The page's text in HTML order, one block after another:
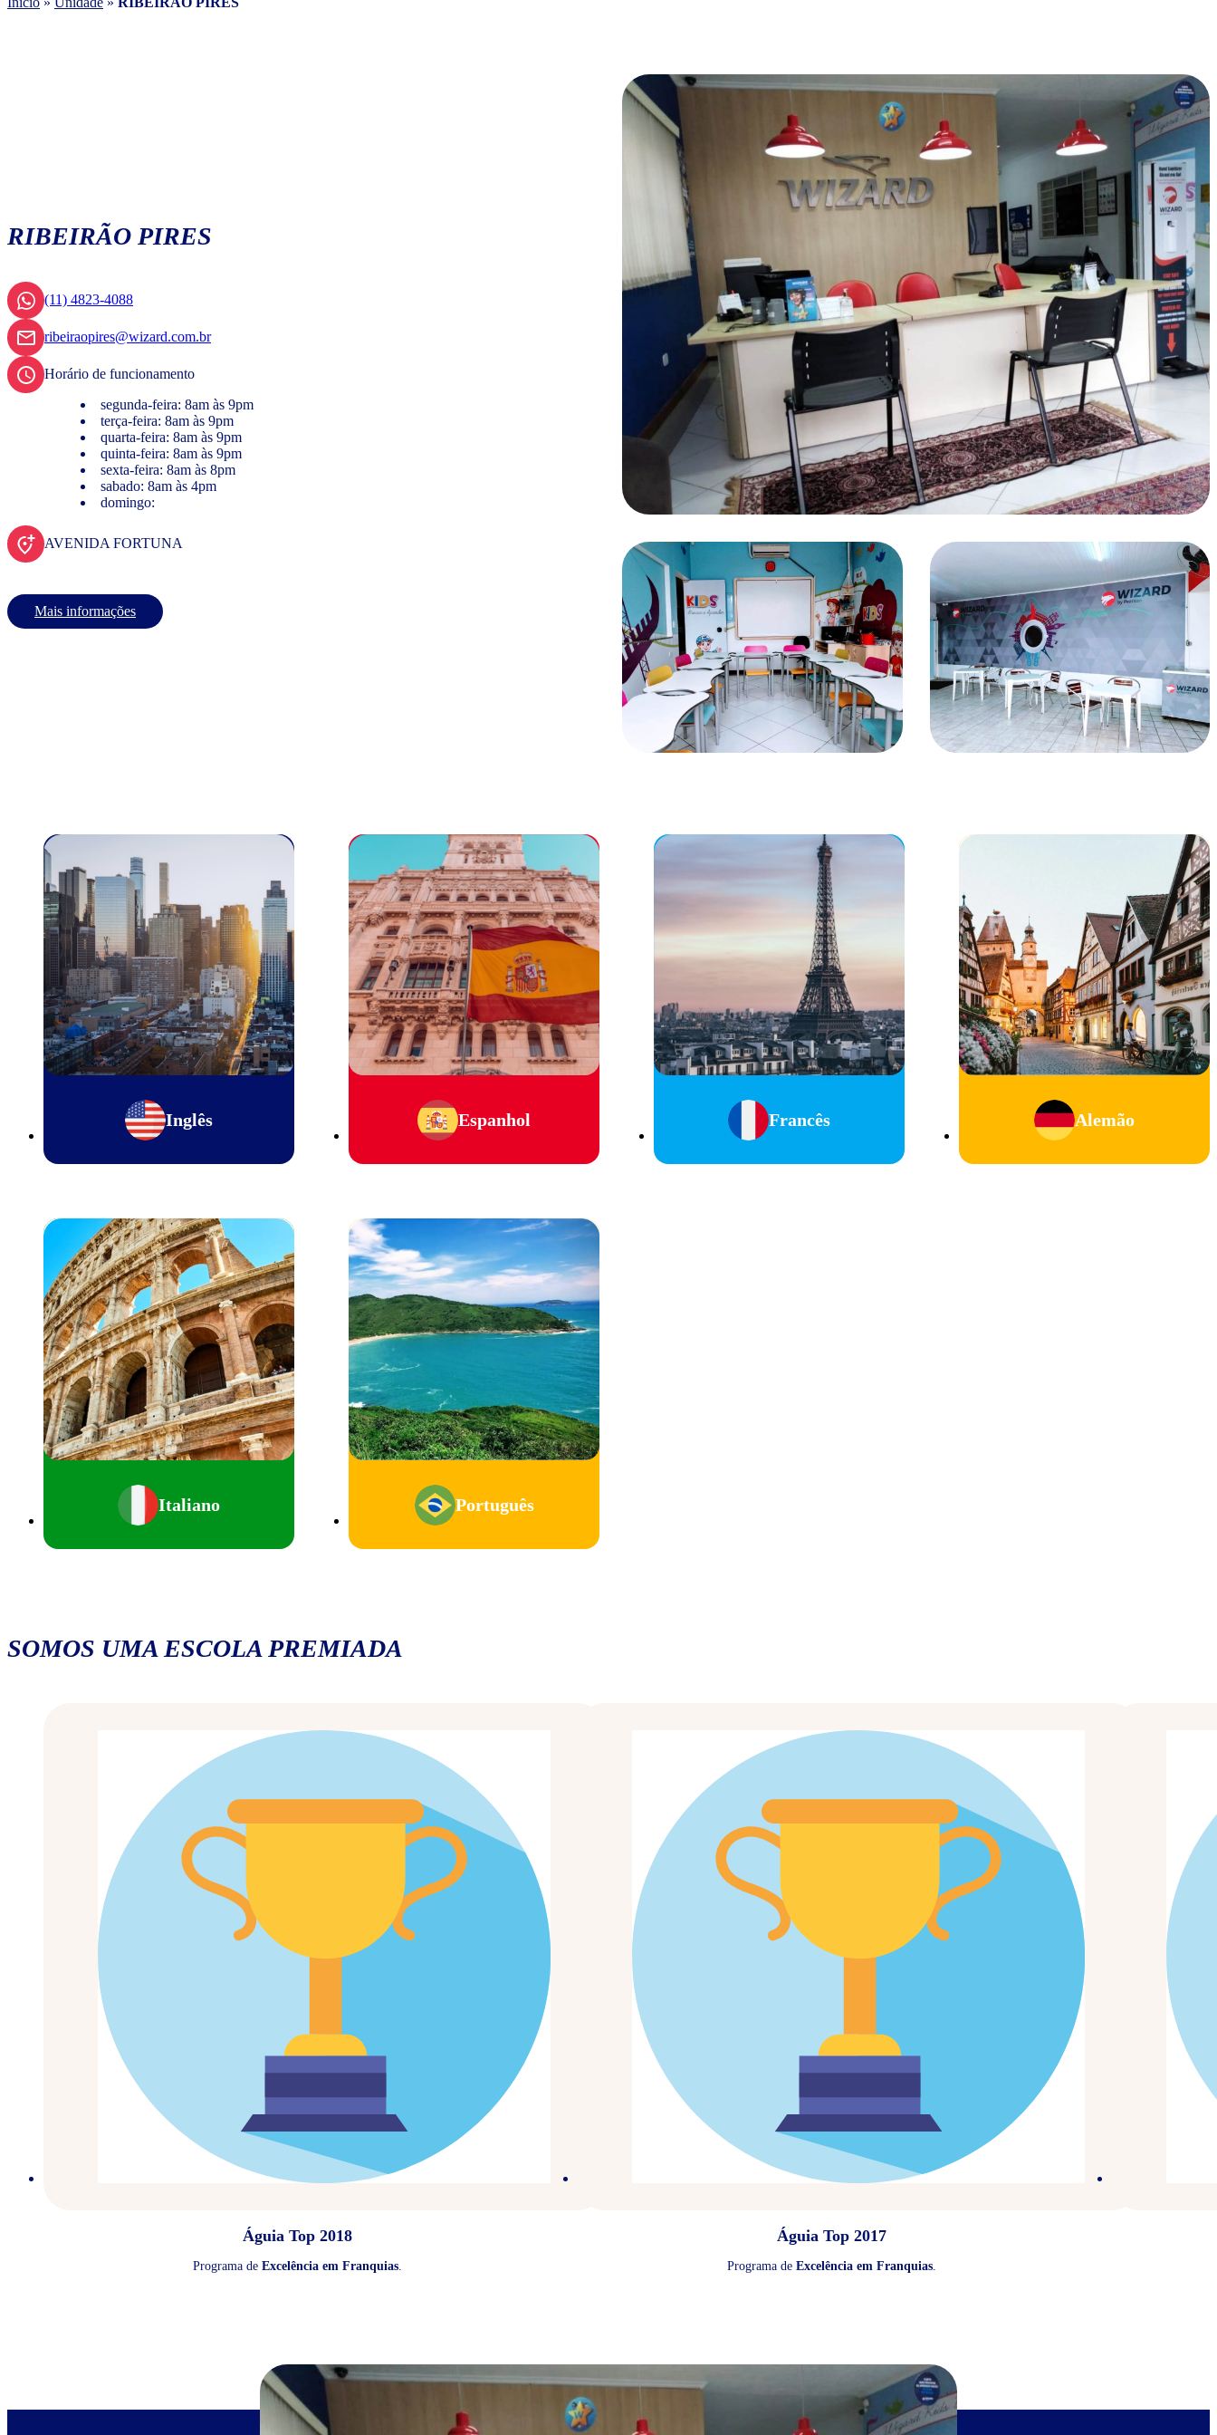
RIBEIRÃO PIRES
(11) 4823-4088
ribeiraopires@wizard.com.br
Horário de funcionamento
segunda-feira: 8am às 9pm
terça-feira: 8am às 9pm
quarta-feira: 8am às 9pm
quinta-feira: 8am às 9pm
sexta-feira: 8am às 8pm
sabado: 8am às 4pm
domingo:
AVENIDA FORTUNA
Mais informações
Inglês Espanhol Francês Alemão
Italiano Português
SOMOS UMA ESCOLA PREMIADA
Águia Top 2018
Programa de Excelência em Franquias.
Águia Top 2017
Programa de Excelência em Franquias.